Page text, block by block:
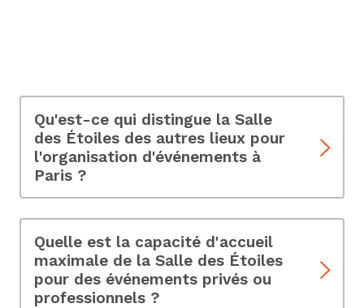
Qu'est-ce qui distingue la Salle
des Étoiles des autres lieux pour
l'organisation d'événements à
Paris ?
et pourquoi c'est un choix exceptionnel pour vos
événements.
Quelle est la capacité d'accueil
maximale de la Salle des Étoiles
pour des événements privés ou
professionnels ?